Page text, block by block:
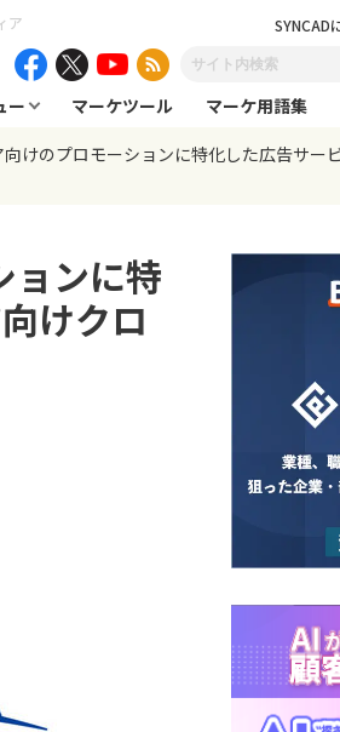
ア SYNCAD
ー マーケツール マーケ用語集
向けのプロモーションに特化した広告サー
ョンに特
けクロ